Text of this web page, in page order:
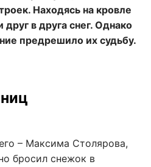
Находясь на кровле
в друга снег. Однако
предрешило их судьбу.
– Максима Столярова,
бросил снежок в